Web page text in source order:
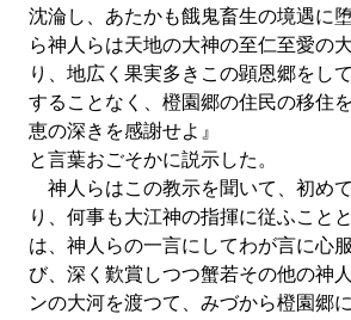
沈淪し、あたかも餓鬼畜生の境遇に
ら神人らは天地の大神の至仁至愛の
り、地広く果実多きこの顕恩郷をし
することなく、橙園郷の住民の移住
恵の深きを感謝せよ』
と言葉おごそかに説示した。
神人らはこの教示を聞いて、初め
り、何事も大江神の指揮に従ふこと
は、神人らの一言にしてわが言に心
び、深く歎賞しつつ蟹若その他の神
ンの大河を渡つて、みづから橙園郷